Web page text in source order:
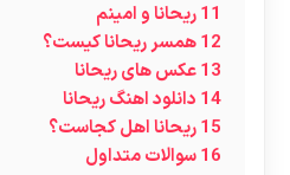
11ریحانا و امینم
12همسر ریحانا کیست؟
13عکس های ریحانا
14 دانلود اهنگ ریحانا
15ریحانا اهل کجاست؟
16سوالات متداول